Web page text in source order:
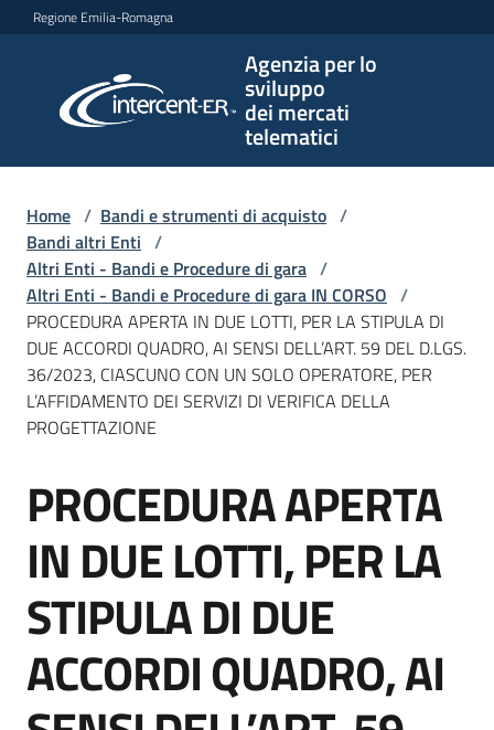
Vai al contenuto
Vai alla navigazione
Vai al footer
Regione Emilia-Romagna
Agenzia per lo
sviluppo
dei mercati
telematici
per lo
sviluppo
telematici
L'Agenzia
Bandi
e
di
acquisto
Supporto
Piattaforme
telematiche
Home / Bandi e strumenti di acquisto /
Bandi altri Enti /
Altri Enti - Bandi e Procedure di gara /
Altri Enti - Bandi e Procedure di gara IN CORSO /
PROCEDURA APERTA IN DUE LOTTI, PER LA STIPULA DI
DUE ACCORDI QUADRO, AI SENSI DELL’ART. 59 DEL D.LGS.
36/2023, CIASCUNO CON UN SOLO OPERATORE, PER
L’AFFIDAMENTO DEI SERVIZI DI VERIFICA DELLA
PROGETTAZIONE
Salta al contenuto
PROCEDURA APERTA
IN DUE LOTTI, PER LA
STIPULA DI DUE
ACCORDI QUADRO, AI